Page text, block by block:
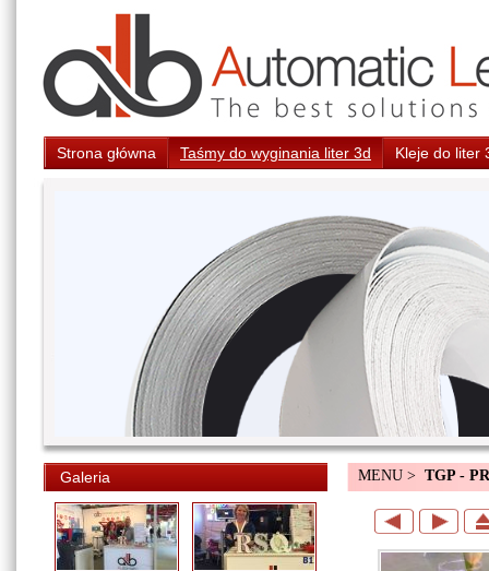
Strona główna Taśmy do wyginania liter 3d Kleje do liter
Galeria MENU > TGP -